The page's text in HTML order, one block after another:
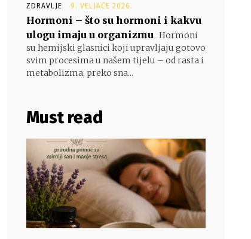
ZDRAVLJE 9. VELJAČE 2026.
Hormoni – što su hormoni i kakvu
ulogu imaju u organizmu Hormoni
su hemijski glasnici koji upravljaju gotovo
svim procesima u našem tijelu – od rasta i
metabolizma, preko sna...
Must read